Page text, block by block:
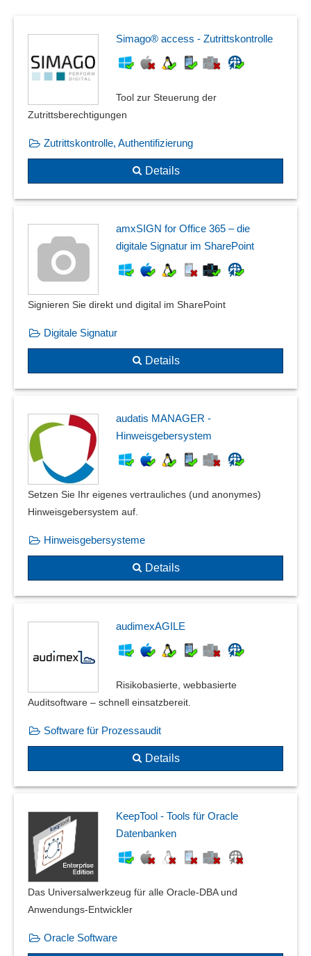
ZugriffsmanagementSimago® access - Zutrittskontrolle
Tool zur Steuerung der
Zutrittsberechtigungen
Zutrittskontrolle, Authentifizierung
Details
amxSIGN for Office 365 – die
digitale Signatur im SharePoint
Signieren Sie direkt und digital im SharePoint
Digitale Signatur
Details
audatis MANAGER -
Hinweisgebersystem
Setzen Sie Ihr eigenes vertrauliches (und anonymes)
Hinweisgebersystem auf.
Hinweisgebersysteme
Details
audimexAGILE
Risikobasierte, webbasierte
Auditsoftware – schnell einsatzbereit.
Software für Prozessaudit
Details
KeepTool - Tools für Oracle
Datenbanken
Das Universalwerkzeug für alle Oracle-DBA und
Anwendungs-Entwickler
Oracle Software